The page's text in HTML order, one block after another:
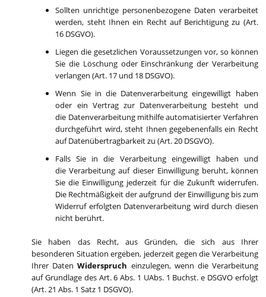
Sollten unrichtige personenbezogene Daten verarbeitet
werden, steht Ihnen ein Recht auf Berichtigung zu (Art.
16 DSGVO).
Liegen die gesetzlichen Voraussetzungen vor, so können
Sie die Löschung oder Einschränkung der Verarbeitung
verlangen (Art. 17 und 18 DSGVO).
Wenn Sie in die Datenverarbeitung eingewilligt haben
oder ein Vertrag zur Datenverarbeitung besteht und
die Datenverarbeitung mithilfe automatisierter Verfahren
durchgeführt wird, steht Ihnen gegebenenfalls ein Recht
auf Datenübertragbarkeit zu (Art. 20 DSGVO).
Falls Sie in die Verarbeitung eingewilligt haben und
die Verarbeitung auf dieser Einwilligung beruht, können
Sie die Einwilligung jederzeit für die Zukunft widerrufen.
Die Rechtmäßigkeit der aufgrund der Einwilligung bis zum
Widerruf erfolgten Datenverarbeitung wird durch diesen
nicht berührt.
Sie haben das Recht, aus Gründen, die sich aus Ihrer
besonderen Situation ergeben, jederzeit gegen die Verarbeitung
Ihrer DatenWiderspruch einzulegen, wenn die Verarbeitung
auf Grundlage des Art. 6 Abs. 1 UAbs. 1 Buchst. e DSGVO erfolgt
(Art. 21 Abs. 1 Satz 1 DSGVO).